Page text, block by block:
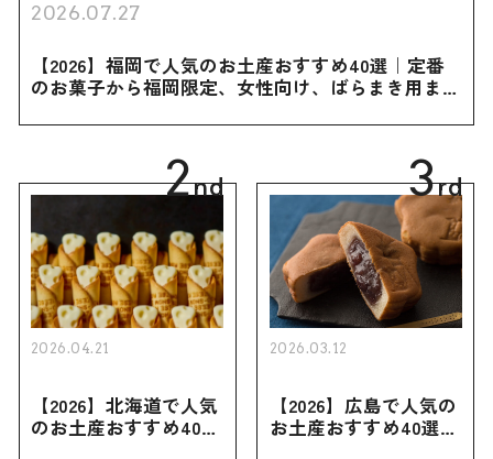
2026.07.27
【2026】福岡で人気のお土産おすすめ40選｜定番
のお菓子から福岡限定、女性向け、ばらまき用まで
2nd
2026.04.21
【2026】北海道で人気
のお土産おすすめ40選
3rd
2026.03.12
【2026】広島で人気の
お土産おすすめ40選｜